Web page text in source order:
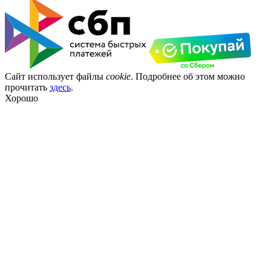
Сайт использует файлы cookie. Подробнее об этом можно
прочитать здесь.
Хорошо